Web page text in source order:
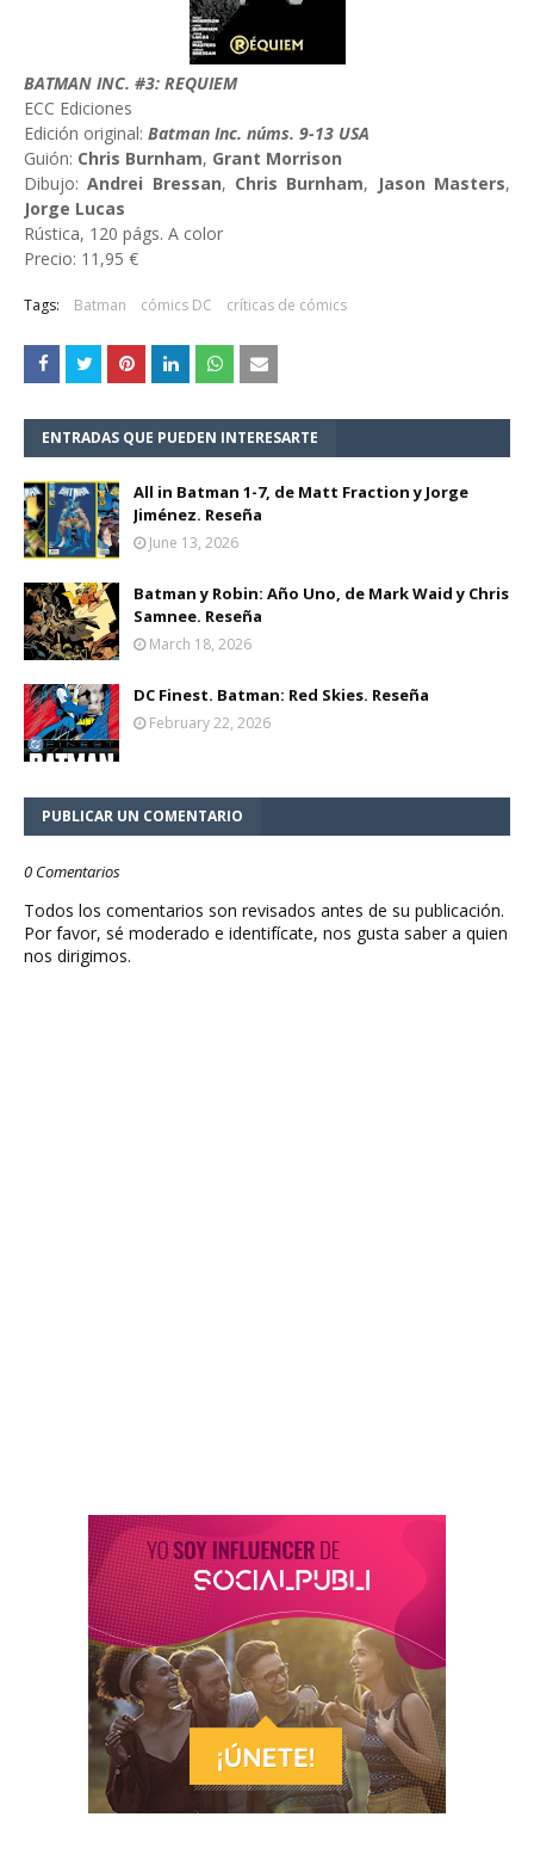
BATMAN INC. #3: REQUIEM
ECC Ediciones
Edición original: Batman Inc. núms. 9-13 USA
Guión: Chris Burnham, Grant Morrison
Dibujo:Andrei Bressan, Chris Burnham, Jason Masters,
Jorge Lucas
Rústica, 120 págs. A color
Precio: 11,95 €
Tags: Batman cómics DC críticas de cómics
ENTRADAS QUE PUEDEN INTERESARTE
All in Batman 1-7, de Matt Fraction y Jorge
Jiménez. Reseña
June 13, 2026
Batman y Robin: Año Uno, de Mark Waid y Chris
Samnee. Reseña
March 18, 2026
DC Finest. Batman: Red Skies. Reseña
February 22, 2026
PUBLICAR UN COMENTARIO
0 Comentarios
Todos los comentarios son revisados antes de su publicación.
Por favor, sé moderado e identifícate, nos gusta saber a quien
nos dirigimos.